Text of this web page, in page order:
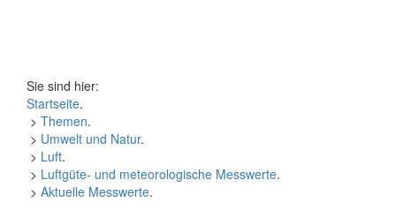
Sie sind hier:
Startseite.
> Themen.
> Umwelt und Natur.
> Luft.
> Luftgüte- und meteorologische Messwerte.
> Aktuelle Messwerte.